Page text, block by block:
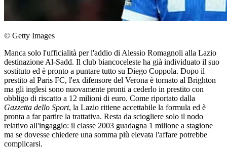
© Getty Images
Manca solo l'ufficialità per l'addio di Alessio Romagnoli alla Lazio
destinazione Al-Sadd. Il club biancoceleste ha già individuato il suo
sostituto ed è pronto a puntare tutto su Diego Coppola. Dopo il
prestito al Paris FC, l'ex difensore del Verona è tornato al Brighton
ma gli inglesi sono nuovamente pronti a cederlo in prestito con
obbligo di riscatto a 12 milioni di euro. Come riportato dalla
Gazzetta dello Sport, la Lazio ritiene accettabile la formula ed è
pronta a far partire la trattativa. Resta da sciogliere solo il nodo
relativo all'ingaggio: il classe 2003 guadagna 1 milione a stagione
ma se dovesse chiedere una somma più elevata l'affare potrebbe
complicarsi.